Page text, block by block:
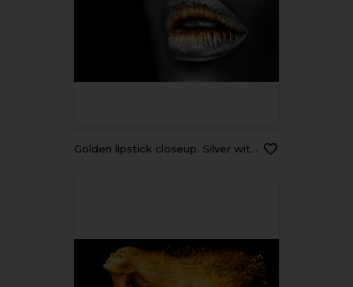
Golden lipstick closeup. Silver with Gold metal lips. Beautiful makeup. Sexy lips